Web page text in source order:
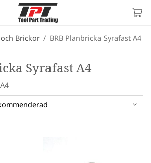
Brickor / BRB Planbricka Syrafast A4
Syrafast A4